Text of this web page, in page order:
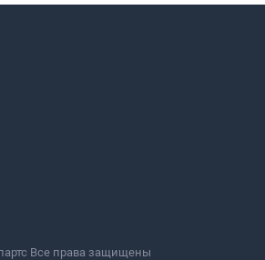
Все права защищены